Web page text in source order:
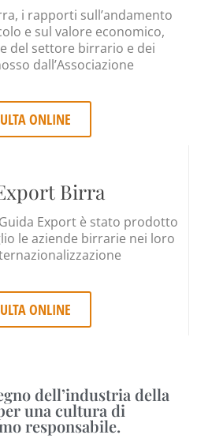
i rapporti sull’andamento
e sul valore economico,
del settore birrario e dei
dall’Associazione
ONLINE
Birra
Export è stato prodotto
le aziende birrarie nei loro
ONLINE
dell’industria della
una cultura di
responsabile.